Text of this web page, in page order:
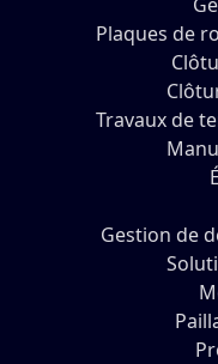
Plaques de
Travaux de
Gestion de